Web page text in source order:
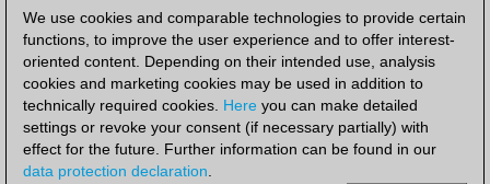
We use cookies and comparable technologies to provide certain
functions, to improve the user experience and to offer interest-
oriented content. Depending on their intended use, analysis
cookies and marketing cookies may be used in addition to
technically required cookies. Here you can make detailed
settings or revoke your consent (if necessary partially) with
effect for the future. Further information can be found in our
data protection declaration.